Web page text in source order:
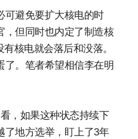
可避免要扩大核电的时
，但同时也内定了制造核
核电就会落后和没落。
了。笔者希望相信李在明
，如果这种状态持续下
了地方选举，盯上了3年